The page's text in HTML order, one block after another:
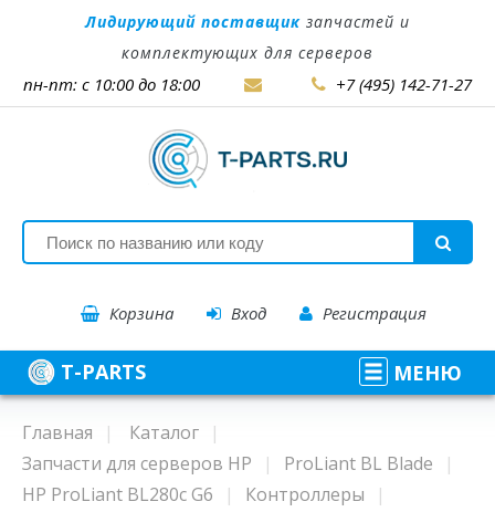
Лидирующий поставщик запчастей и
комплектующих для серверов
пн-пт: с 10:00 до 18:00 +7 (495) 142-71-27
Корзина Вход Регистрация
T-PARTS МЕНЮ
Главная
Каталог
Запчасти для серверов HP
ProLiant BL Blade
HP ProLiant BL280c G6
Контроллеры